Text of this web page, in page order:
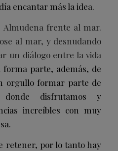
encantar más la idea.
frente al mar.
al mar, y desnudando
un diálogo entre la vida
forma parte, además, de
orgullo formar parte de
disfrutamos y
increíbles con muy
retener, por lo tanto hay